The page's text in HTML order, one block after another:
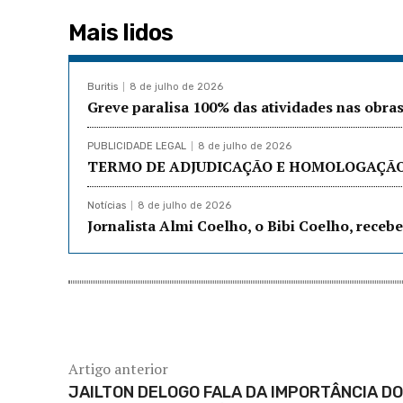
Mais lidos
Buritis 8 de julho de 2026
Greve paralisa 100% das atividades nas
PUBLICIDADE LEGAL 8 de julho de 2026
TERMO DE ADJUDICAÇÃO E
Notícias 8 de julho de 2026
Jornalista Almi Coelho, o Bibi Coelho,
Artigo anterior
JAILTON DELOGO FALA DA IMPORTÂNCIA DO